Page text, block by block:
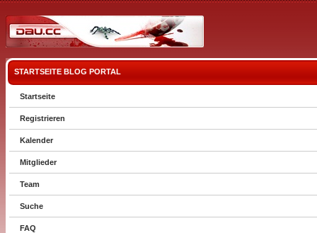
STARTSEITE BLOG PORTAL
Startseite
Registrieren
Kalender
Mitglieder
Team
Suche
FAQ